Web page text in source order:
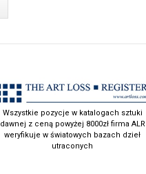
Wszystkie pozycje w katalogach sztuki
dawnej z ceną powyżej 8000zł firma ALR
weryfikuje w światowych bazach dzieł
utraconych